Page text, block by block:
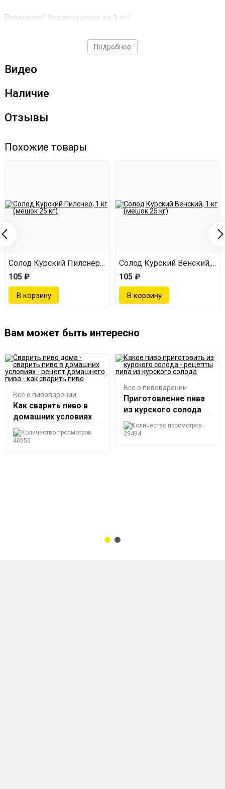
Внимание! Указана цена за 1 кг!
Подробнее
Видео
Наличие
Отзывы
Похожие товары
(мешок 25 кг)
Солод Курский Пилснер, 1 кг (мешок 25 кг)
105 ₽
Солод Курский Венский, 1
105 ₽
Вам может быть интересно
Все о пивоварении
Как сварить пиво в
домашних условиях
40555
Все о пивоварении
Приготовление пива
из курского солода
29494